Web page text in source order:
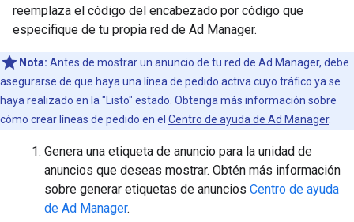
reemplaza el código del encabezado por código que
especifique de tu propia red de Ad Manager.
Nota: Antes de mostrar un anuncio de tu red de Ad Manager, debe
asegurarse de que haya una línea de pedido activa cuyo tráfico ya se
haya realizado en la "Listo" estado. Obtenga más información sobre
cómo crear líneas de pedido en el Centro de ayuda de Ad Manager.
Genera una etiqueta de anuncio para la unidad de
anuncios que deseas mostrar. Obtén más información
sobre generar etiquetas de anuncios Centro de ayuda
de Ad Manager.